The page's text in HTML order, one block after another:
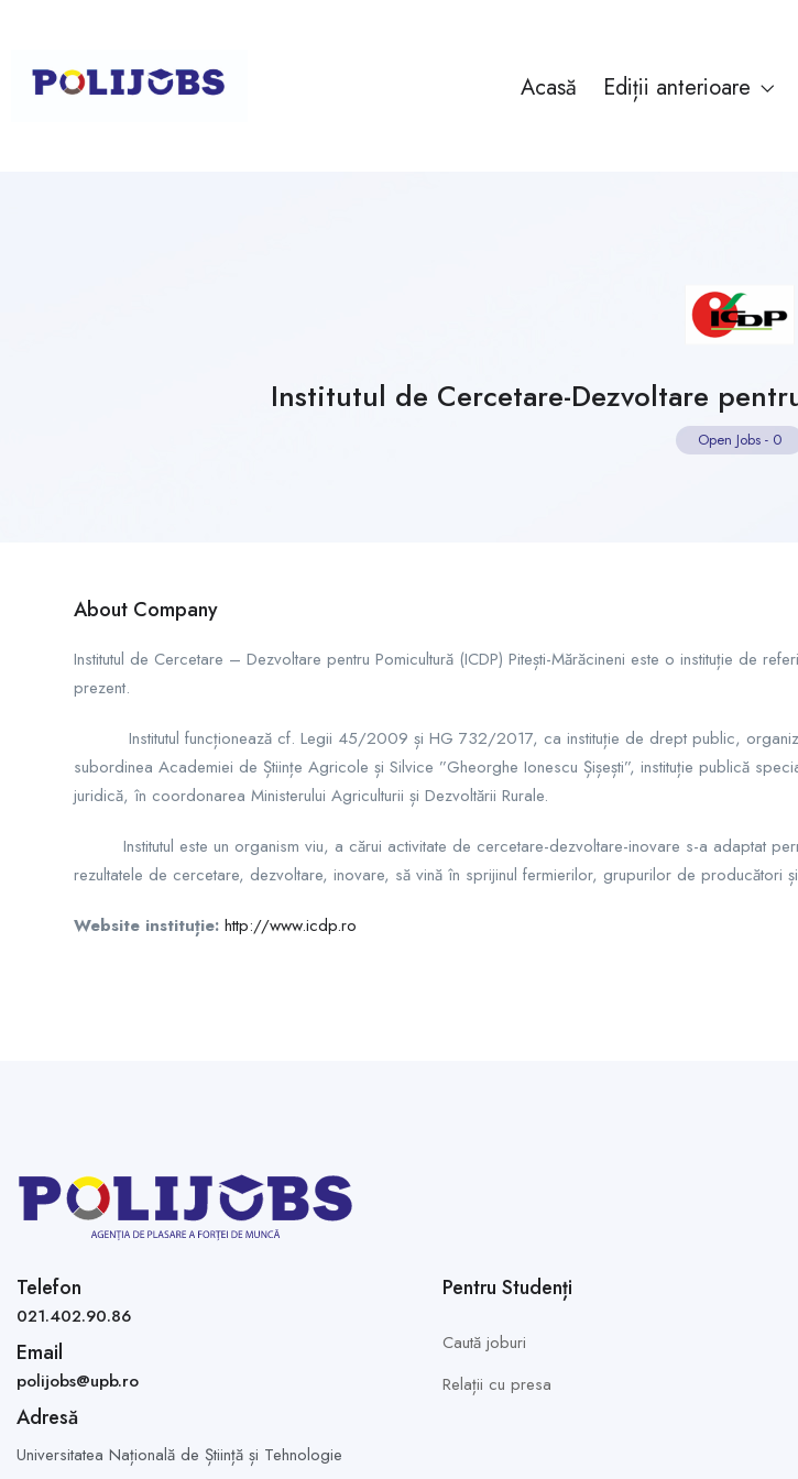
Acasă Ediții anterioare
Institutul de Cercetare-Dezvoltare
Open Jobs - 0
About Company
Institutul de Cercetare – Dezvoltare pentru Pomicultură (ICDP) Pitești-Mărăcineni este o instituție de
prezent.
Institutul funcționează cf. Legii 45/2009 și HG 732/2017, ca instituție de drept public,
subordinea Academiei de Științe Agricole și Silvice ”Gheorghe Ionescu Șișești”, instituție publică
juridică, în coordonarea Ministerului Agriculturii și Dezvoltării Rurale.
Institutul este un organism viu, a cărui activitate de cercetare-dezvoltare-inovare s-a adaptat
rezultatele de cercetare, dezvoltare, inovare, să vină în sprijinul fermierilor, grupurilor de producători
Website instituție: http://www.icdp.ro
Telefon
021.402.90.86
Email
polijobs@upb.ro
Adresă
Universitatea Națională de Știință și Tehnologie
Pentru Studenți
Caută joburi
Relații cu presa